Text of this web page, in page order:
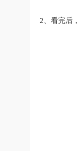
2、看完后